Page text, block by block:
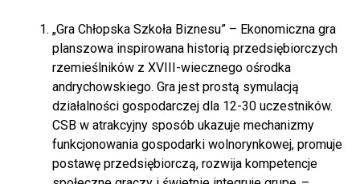
„Gra Chłopska Szkoła Biznesu” – Ekonomiczna gra
planszowa inspirowana historią przedsiębiorczych
rzemieślników z XVIII-wiecznego ośrodka
andrychowskiego. Gra jest prostą symulacją
działalności gospodarczej dla 12-30 uczestników.
CSB w atrakcyjny sposób ukazuje mechanizmy
funkcjonowania gospodarki wolnorynkowej, promuje
postawę przedsiębiorczą, rozwija kompetencje